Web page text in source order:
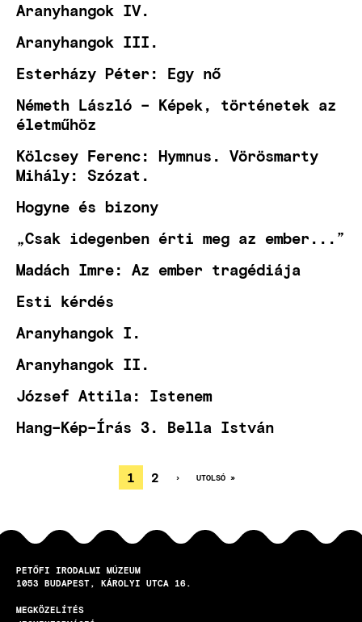
Aranyhangok IV.
Aranyhangok III.
Esterházy Péter: Egy nő
Németh László – Képek, történetek az
életműhöz
Kölcsey Ferenc: Hymnus. Vörösmarty
Mihály: Szózat.
Hogyne és bizony
„Csak idegenben érti meg az ember...”
Madách Imre: Az ember tragédiája
Esti kérdés
Aranyhangok I.
Aranyhangok II.
József Attila: Istenem
Hang–Kép–Írás 3. Bella István
OLDALSZÁMOZÁS
JELENLEGI
OLDAL
1 OLDAL
2
KÖVETKEZŐ
›
UTOLSÓ
UTOLSÓ »
PETŐFI IRODALMI MÚZEUM
1053
BUDAPEST KÁROLYI UTCA 16.
MEGKÖZELÍTÉS